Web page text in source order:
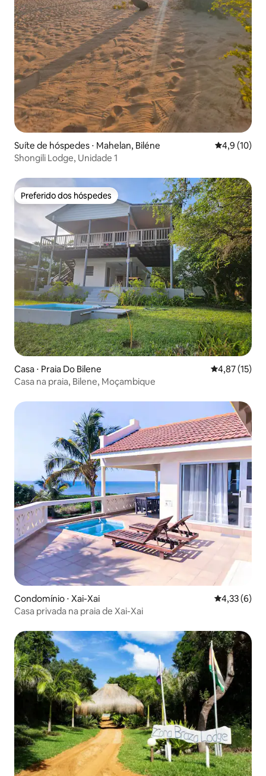
Suíte de hóspedes ⋅ Mahelan, Biléne 4,9 de uma
4,9 (10)
Shongili Lodge, Unidade 1
Preferido dos hóspedes
Preferido dos hóspedes
Casa ⋅ Praia Do Bilene 4,87 de uma
4,87 (15)
Casa na praia, Bilene, Moçambique
Condomínio ⋅ Xai-Xai 4,33 de
4,33 (6)
Casa privada na praia de Xai-Xai